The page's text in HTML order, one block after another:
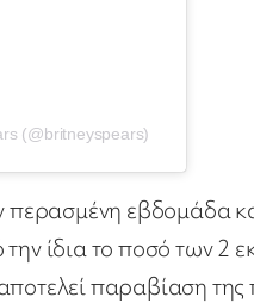
(@britneyspears)
περασμένη εβδομάδα
ίδια το ποσό των 2
παραβίαση